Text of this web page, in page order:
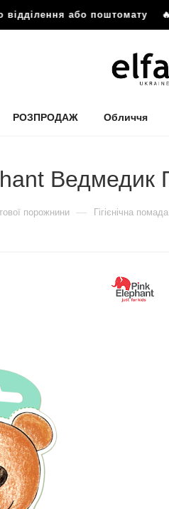
або поштомату🔥
РОЗПРОДАЖ Обличчя
Ведмедик
порожнини — Гігієнічна